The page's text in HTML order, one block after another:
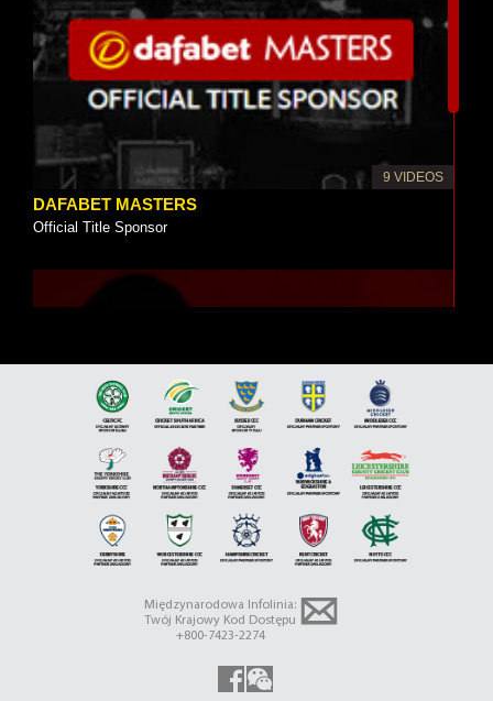
9 VIDEOS
DAFABET MASTERS
Official Title Sponsor
5 VIDEOS
JIMMY WHITE
Brand Ambassador
Międzynarodowa Infolinia:
Twój Krajowy Kod Dostępu
+800-7423-2274